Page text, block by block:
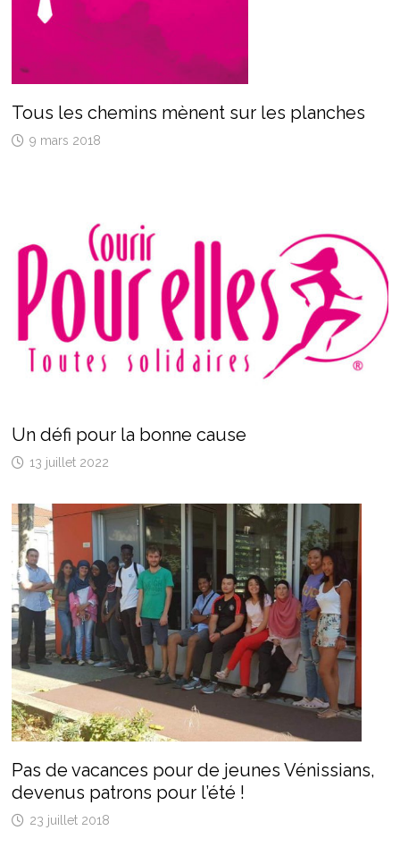
Tous les chemins mènent sur les planches
9 mars 2018
Un défi pour la bonne cause
13 juillet 2022
Pas de vacances pour de jeunes Vénissians,
devenus patrons pour l’été !
23 juillet 2018